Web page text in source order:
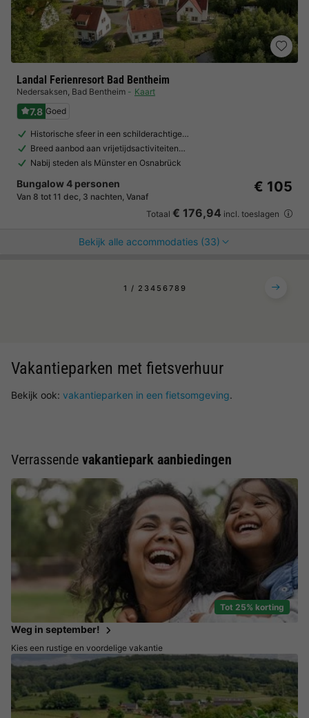
Landal Ferienresort Bad Bentheim
Nedersaksen, Bad Bentheim Kaart
7.8 Goed
Historische sfeer in een schilderachtige…
Breed aanbod aan vrijetijdsactiviteiten…
Nabij steden als Münster en Osnabrück
Bungalow 4 personen
Van 8 tot 11 dec, 3 nachten, Vanaf
€ 105
Totaal € 176,94 incl. toeslagen
Bekijk alle accommodaties (33)
1 2 3 4 5 67 8 9
Vakantieparken met fietsverhuur
Bekijk ook: vakantieparken in een fietsomgeving.
Verrassende vakantiepark aanbiedingen
Tot 25% korting
Weg in september!
Kies een rustige en voordelige vakantie